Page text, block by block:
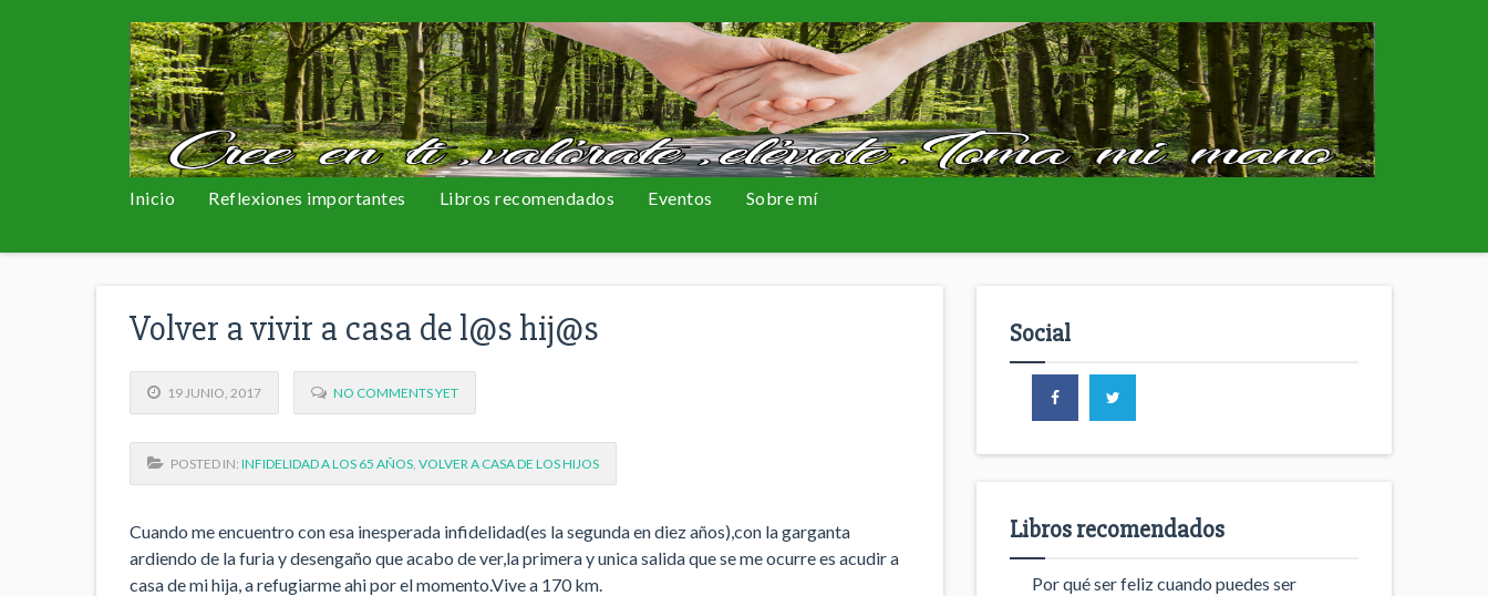
Inicio Reflexiones importantes Libros recomendados Eventos Sobre mí
Volver a vivir a casa de l@s hij@s
19 JUNIO, 2017 NO COMMENTS YET
POSTED IN: INFIDELIDAD A LOS 65 AÑOS VOLVER A CASA DE LOS HIJOS
Cuando me encuentro con esa inesperada infidelidad(es la segunda en diez años),con la garganta
ardiendo de la furia y desengaño que acabo de ver,la primera y unica salida que se me ocurre es acudir a
casa de mi hija, a refugiarme ahi por el momento.Vive a 170 km.
Social
Libros recomendados
Por qué ser feliz cuando puedes ser